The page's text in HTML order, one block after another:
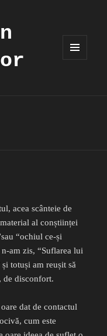
acea scânteie de
al conștiinței
“ochiul ce-și
am zis, “Suflarea lui
totuși am reușit să
de disconfort.
dat de contactul
cum este